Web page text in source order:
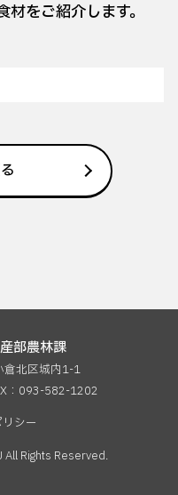
をご紹介します。
部農林課
北区城内1-1
093-582-1202
シー
All Rights Reserved.